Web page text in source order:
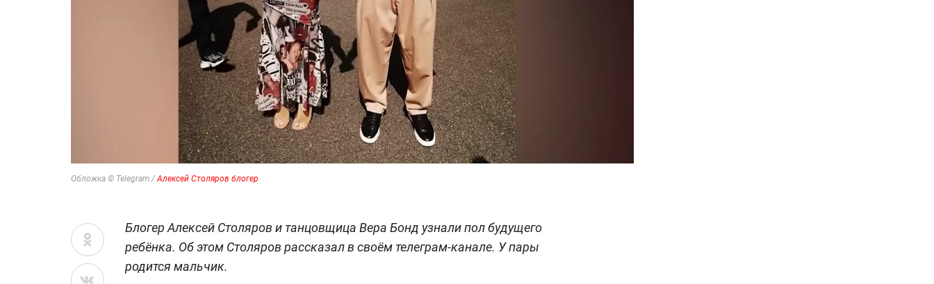
Обложка © Telegram /Алексей Столяров блогер
Блогер Алексей Столяров и танцовщица Вера Бонд узнали пол будущего
ребёнка. Об этом Столяров рассказал в своём телеграм-канале. У пары
родится мальчик.